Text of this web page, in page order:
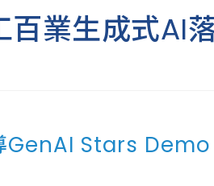
業生成式AI
GenAI Stars